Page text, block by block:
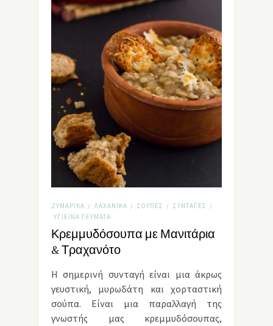
ΖΥΜΑΡΙΚΆ / ΛΑΧΑΝΙΚΆ / ΣΟΎΠΕΣ / ΣΥΝΤΑΓΈΣ /
ΥΓΙΕΙΝΆ ΓΕΎΜΑΤΑ
Κρεμμυδόσουπα με Μανιτάρια
& Τραχανότο
Η σημερινή συνταγή είναι μια άκρως
γευστική, μυρωδάτη και χορταστική
σούπα. Είναι μια παραλλαγή της
γνωστής μας κρεμμυδόσουπας,